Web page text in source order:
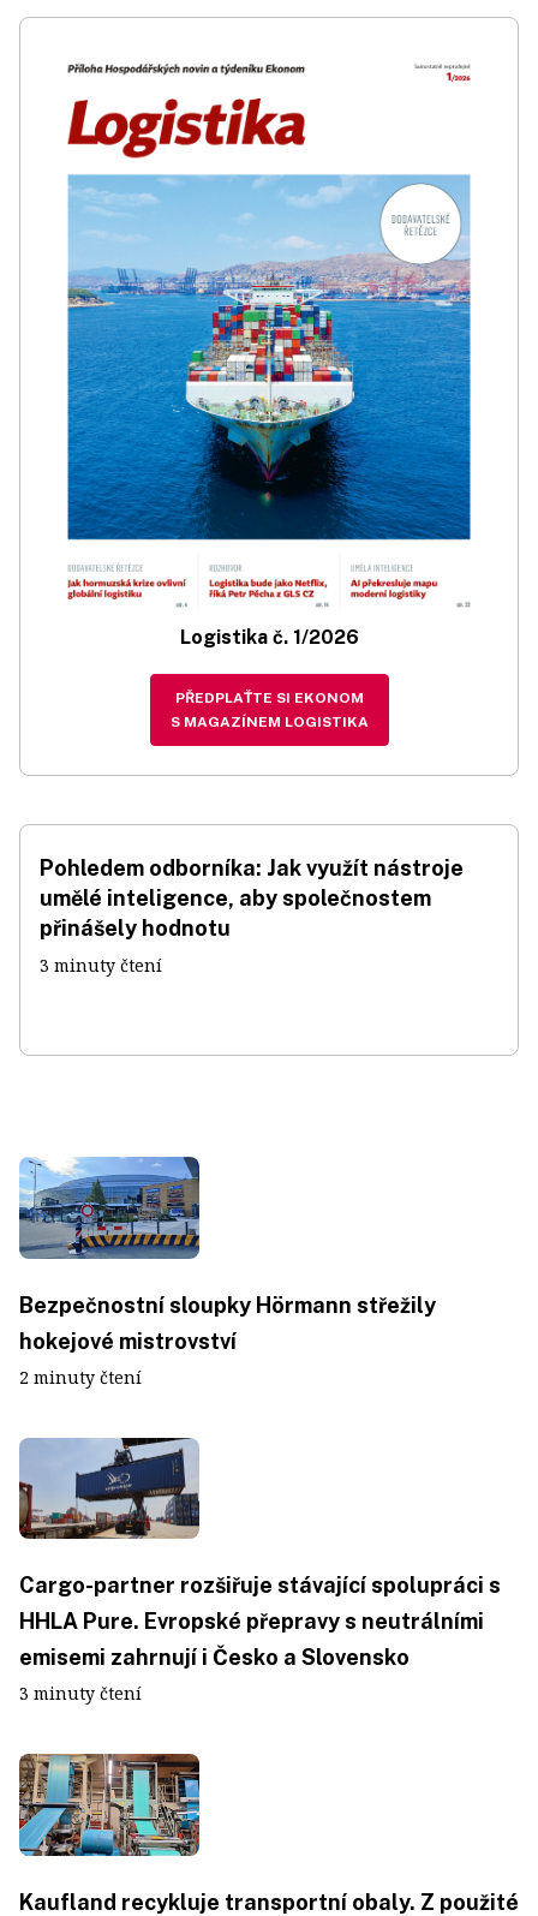
Logistika č. 1/2026
PŘEDPLAŤTE SI EKONOM
S MAGAZÍNEM LOGISTIKA
Pohledem odborníka: Jak využít nástroje
umělé inteligence, aby společnostem
přinášely hodnotu
3 minuty čtení
Bezpečnostní sloupky Hörmann střežily
hokejové mistrovství
2 minuty čtení
Cargo-partner rozšiřuje stávající spolupráci s
HHLA Pure. Evropské přepravy s neutrálními
emisemi zahrnují i Česko a Slovensko
3 minuty čtení
Kaufland recykluje transportní obaly. Z použité